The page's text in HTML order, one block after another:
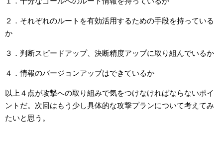
２．それぞれのルートを有効活用するための手段を持っている
か
３．判断スピードアップ、決断精度アップに取り組んでいるか
４．情報のバージョンアップはできているか
以上４点が攻撃への取り組みで気をつけなければならないポイ
ントだ。次回はもう少し具体的な攻撃プランについて考えてみ
たいと思う。